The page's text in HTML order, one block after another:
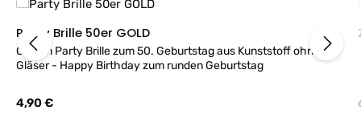
Party Brille 50er GOLD
Golden Party Brille zum 50. Geburtstag aus Kunststoff ohne
Gläser - Happy Birthday zum runden Geburtstag
Regulärer Preis:
4,90 €